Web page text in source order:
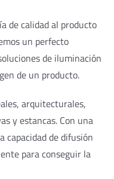
de calidad al producto
un perfecto
de iluminación
de un producto.
arquitecturales,
y estancas. Con una
capacidad de difusión
para conseguir la